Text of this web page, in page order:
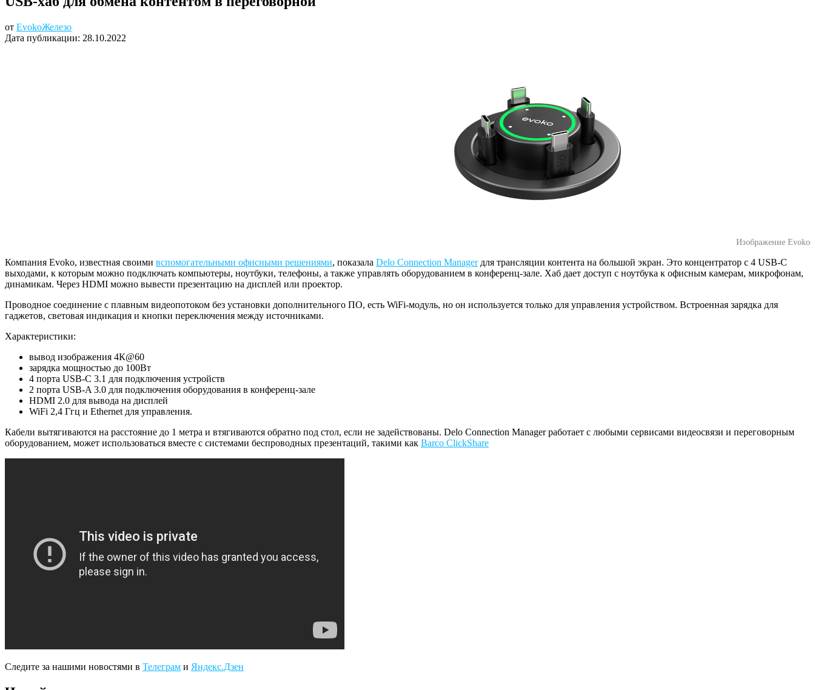
от EvokoЖелезо
Дата публикации: 28.10.2022
Изображение Evoko
Компания Evoko, известная своими вспомогательными офисными решениями, показала Delo Connection Managerдля трансляции контента на большой экран. Это концентратор с 4 USB-C
выходами, к которым можно подключать компьютеры, ноутбуки, телефоны, а также управлять оборудованием в конференц-зале. Хаб дает доступ с ноутбука к офисным камерам, микрофонам,
динамикам. Через HDMI можно вывести презентацию на дисплей или проектор.
Проводное соединение с плавным видеопотоком без установки дополнительного ПО, есть WiFi-модуль, но он используется только для управления устройством. Встроенная зарядка для
гаджетов, световая индикация и кнопки переключения между источниками.
Характеристики:
вывод изображения 4К@60
зарядка мощностью до 100Вт
4 порта USB-C 3.1 для подключения устройств
2 порта USB-A 3.0 для подключения оборудования в конференц-зале
HDMI 2.0 для вывода на дисплей
WiFi 2,4 Ггц и Ethernet для управления.
Кабели вытягиваются на расстояние до 1 метра и втягиваются обратно под стол, если не задействованы. Delo Connection Manager работает с любыми сервисами видеосвязи и переговорным
оборудованием, может использоваться вместе с системами беспроводных презентаций, такими как Barco ClickShare
Следите за нашими новостями в Телеграм и Яндекс.Дзен